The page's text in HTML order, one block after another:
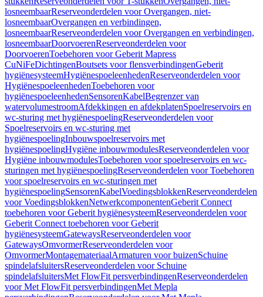
losneembaarReserveonderdelen voor Overgangen, niet-
losneembaarOvergangen en verbindingen,
losneembaarReserveonderdelen voor Overgangen en verbindingen,
losneembaarDoorvoerenReserveonderdelen voor
DoorvoerenToebehoren voor Geberit Mapress
CuNiFeDichtingenBoutsets voor flensverbindingenGeberit
hygiënesysteemHygiënespoeleenhedenReserveonderdelen voor
HygiënespoeleenhedenToebehoren voor
hygiënespoeleenhedenSensorenKabelBegrenzer van
watervolumestroomAfdekkingen en afdekplatenSpoelreservoirs en
wc-sturing met hygiënespoelingReserveonderdelen voor
Spoelreservoirs en wc-sturing met
hygiënespoelingInbouwspoelreservoirs met
hygiënespoelingHygiëne inbouwmodulesReserveonderdelen voor
Hygiëne inbouwmodulesToebehoren voor spoelreservoirs en wc-
sturingen met hygiënespoelingReserveonderdelen voor Toebehoren
voor spoelreservoirs en wc-sturingen met
hygiënespoelingSensorenKabelVoedingsblokkenReserveonderdelen
voor VoedingsblokkenNetwerkcomponentenGeberit Connect
toebehoren voor Geberit hygiënesysteemReserveonderdelen voor
Geberit Connect toebehoren voor Geberit
hygiënesysteemGatewaysReserveonderdelen voor
GatewaysOmvormerReserveonderdelen voor
OmvormerMontagemateriaalArmaturen voor buizenSchuine
spindelafsluitersReserveonderdelen voor Schuine
spindelafsluitersMet FlowFit persverbindingenReserveonderdelen
voor Met FlowFit persverbindingenMet Mepla